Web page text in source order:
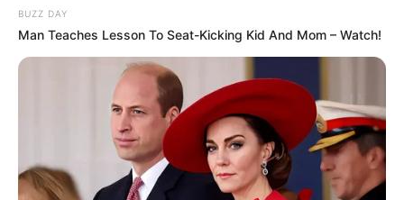
Kolleclərdə ən yüksək təhsil haqqı olan
ixtisaslar- SİYAHI
BUZZ DAY
Man Teaches Lesson To Seat-Kicking Kid And Mom – Watch!